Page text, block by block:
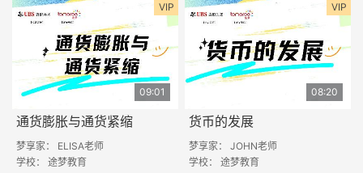
VIP
09:01
通货膨胀与通货紧缩
梦享家： ELISA老师
学校： 途梦教育
VIP
08:20
货币的发展
梦享家： JOHN老师
学校： 途梦教育